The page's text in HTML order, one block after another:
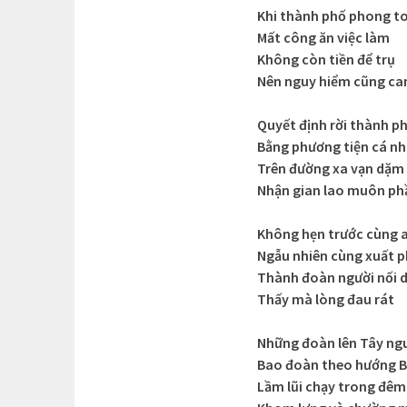
Khi thành phố phong
Mất công ăn việc làm
Không còn tiền để trụ
Nên nguy hiểm cũng
Quyết định rời thành
Bằng phương tiện cá
Trên đường xa vạn dặm
Nhận gian lao muôn
Không hẹn trước cùng
Ngẫu nhiên cùng xuất
Thành đoàn người nối
Thấy mà lòng đau rát
Những đoàn lên Tây
Bao đoàn theo hướng
Lầm lũi chạy trong đêm